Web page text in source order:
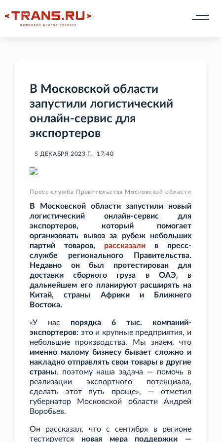
В Московской области
запустили логистический
онлайн-сервис для
экспортеров
5 ДЕКАБРЯ 2023 Г. 17:40
Пресс-служба Правительства Московской области
В Московской области запустили новый
логистический онлайн-сервис для
экспортеров, который помогает
организовать вывоз за рубеж небольших
партий товаров, рассказали в пресс-
службе регионального Правительства.
Недавно он был протестирован для
доставки сборного груза в ОАЭ, в
дальнейшем его планируют расширять на
Китай, страны Африки и Ближнего
Востока.
«У нас порядка 6
тыс. компаний-
экспортеров: это и крупные предприятия, и
небольшие производства. Мы знаем, что
именно малому бизнесу бывает сложно и
накладно отправлять свои товары в другие
страны, поэтому наша задача — помочь в
реализации экспортного потенциала,
сделать этот путь проще», — отметил
губернатор Московской области Андрей
Воробьев.
Он рассказал, что с сентября в регионе
тестируется новая мера поддержки —